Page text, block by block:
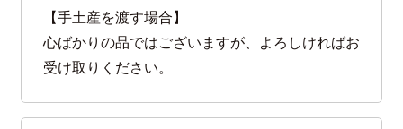
【手土産を渡す場合】
心ばかりの品ではございますが、よろしければお
受け取りください。